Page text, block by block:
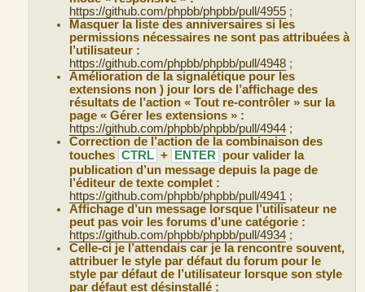
https://github.com/phpbb/phpbb/pull/4955 ;
Masquer la liste des anniversaires si les
permissions nécessaires ne sont pas attribuées à
l’utilisateur :
https://github.com/phpbb/phpbb/pull/4948 ;
Amélioration de la signalétique pour les
extensions non ) jour lors de l’affichage des
résultats de l’action « Tout re-contrôler » sur la
page « Gérer les extensions » :
https://github.com/phpbb/phpbb/pull/4944 ;
Correction de l’action de la combinaison des
touches CTRL + ENTER
pour valider la
publication d’un message depuis la page de
l’éditeur de texte complet :
https://github.com/phpbb/phpbb/pull/4941 ;
Affichage d’un message lorsque l’utilisateur ne
peut pas voir les forums d’une catégorie :
https://github.com/phpbb/phpbb/pull/4934 ;
Celle-ci je l’attendais car je la rencontre souvent,
attribuer le style par défaut du forum pour le
style par défaut de l’utilisateur lorsque son style
par défaut est désinstallé :